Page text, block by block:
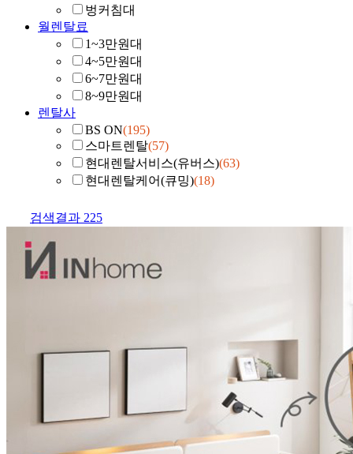
벙커침대
월렌탈료
1~3만원대
4~5만원대
6~7만원대
8~9만원대
렌탈사
BS ON(195)
스마트렌탈(57)
현대렌탈서비스(유버스)(63)
현대렌탈케어(큐밍)(18)
검색결과 225